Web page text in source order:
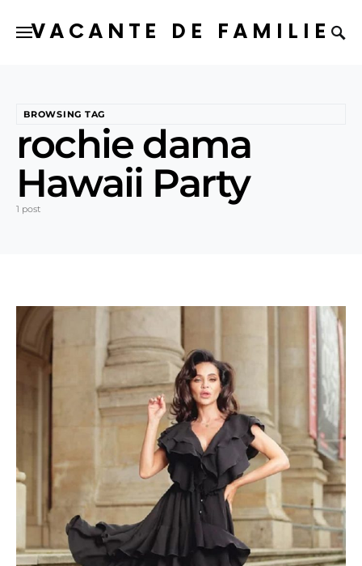
VACANTE DE FAMILIE
BROWSING TAG
rochie dama
Hawaii Party
1 post